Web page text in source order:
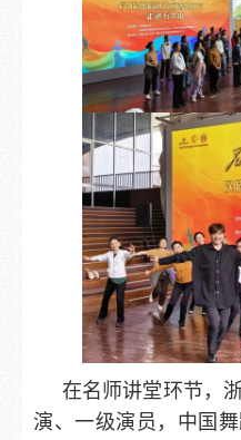
在名师讲堂环节，
演、一级演员，中国